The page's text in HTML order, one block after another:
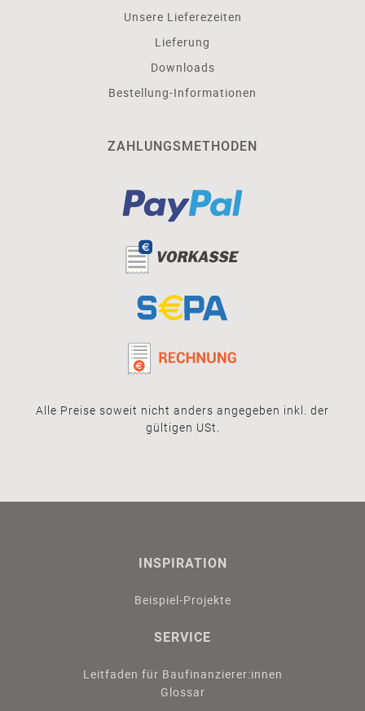
Unsere Lieferezeiten
Lieferung
Downloads
Bestellung-Informationen
ZAHLUNGSMETHODEN
Alle Preise soweit nicht anders angegeben inkl. der
gültigen USt.
INSPIRATION
Beispiel-Projekte
SERVICE
Leitfaden für Baufinanzierer:innen
Glossar